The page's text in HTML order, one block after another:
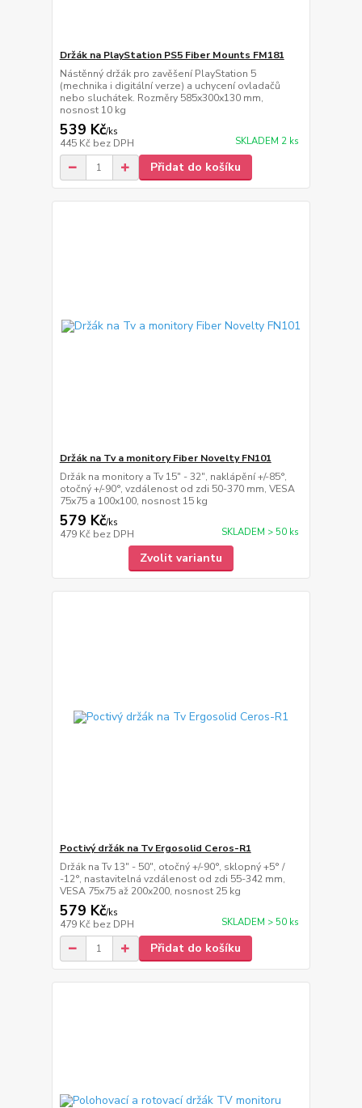
Držák na PlayStation PS5 Fiber Mounts FM181
Nástěnný držák pro zavěšení PlayStation 5
(mechnika i digitální verze) a uchycení ovladačů
nebo sluchátek. Rozměry 585x300x130 mm,
nosnost 10 kg
539 Kč/ks
445 Kč bez DPH SKLADEM 2 ks
Přidat do košíku
Držák na Tv a monitory Fiber Novelty FN101
Držák na monitory a Tv 15" - 32", naklápění +/-85°,
otočný +/-90°, vzdálenost od zdi 50-370 mm, VESA
75x75 a 100x100, nosnost 15 kg
579 Kč/ks
479 Kč bez DPH SKLADEM > 50 ks
Zvolit variantu
Poctivý držák na Tv Ergosolid Ceros-R1
Držák na Tv 13" - 50", otočný +/-90°, sklopný +5° /
-12°, nastavitelná vzdálenost od zdi 55-342 mm,
VESA 75x75 až 200x200, nosnost 25 kg
579 Kč/ks
479 Kč bez DPH SKLADEM > 50 ks
Přidat do košíku